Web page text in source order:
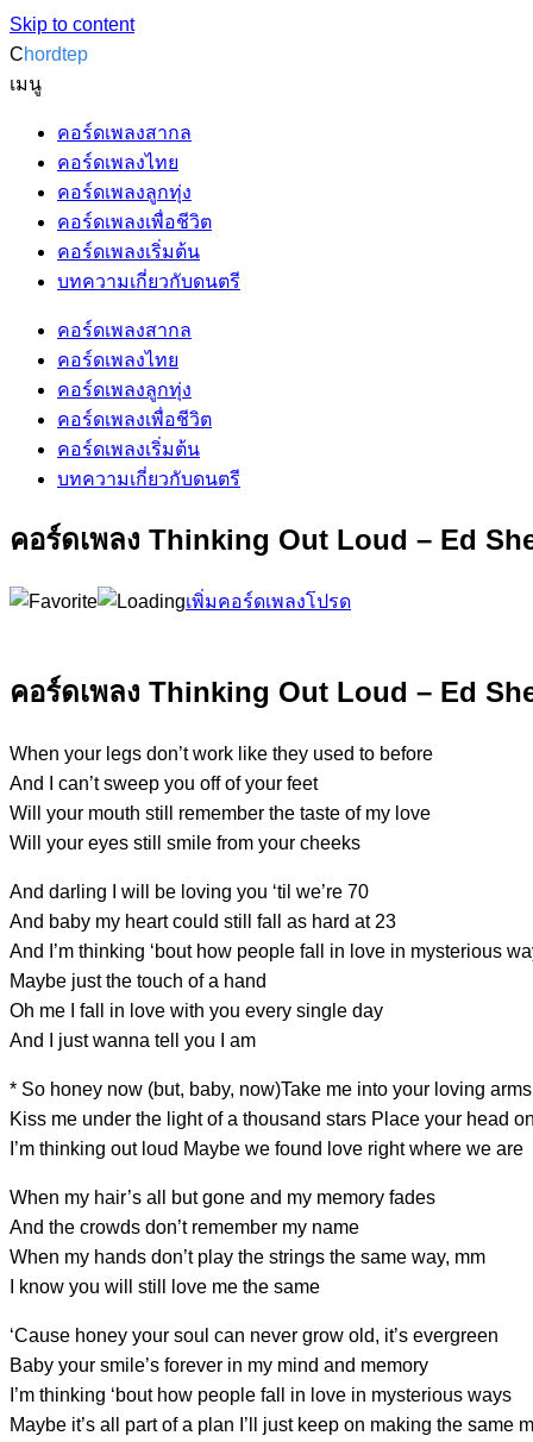
Skip to content
Chordtep
เมนู
คอร์ดเพลงสากล
คอร์ดเพลงไทย
คอร์ดเพลงลูกทุ่ง
คอร์ดเพลงเพื่อชีวิต
คอร์ดเพลงเริ่มต้น
บทความเกี่ยวกับดนตรี
คอร์ดเพลงสากล
คอร์ดเพลงไทย
คอร์ดเพลงลูกทุ่ง
คอร์ดเพลงเพื่อชีวิต
คอร์ดเพลงเริ่มต้น
บทความเกี่ยวกับดนตรี
คอร์ดเพลง Thinking Out Loud – Ed
เพิ่มคอร์ดเพลงโปรด
คอร์ดเพลง Thinking Out Loud – Ed
When your legs don’t work like they used to before
And I can’t sweep you off of your feet
Will your mouth still remember the taste of my love
Will your eyes still smile from your cheeks
And darling will be loving you ‘til we’re 70
And baby my heart could still fall as hard at 23
And I’m thinking ‘bout how people fall in love in mysterious
Maybe just the touch of a hand
Oh me I fall in love with you every single day
And I
just wanna tell you I am
* So honey now (but, baby, now)Take me into your loving arms
Kiss me under the light of a thousand stars Place your head
I’m thinking out loud Maybe we found love right where we are
When my hair’s all but gone and my memory fades
And the crowds don’t remember my name
When my hands don’t play the strings the same way, mm
I know you will still love me the same
‘Cause honey your soul can never grow ol d, it’s evergreen
Baby your smile’s forever in my mind and memory
I’m thinking ‘bout how people fall in love in mysterious ways
Maybe it’s all part of a pl an I’ll just keep on making the same